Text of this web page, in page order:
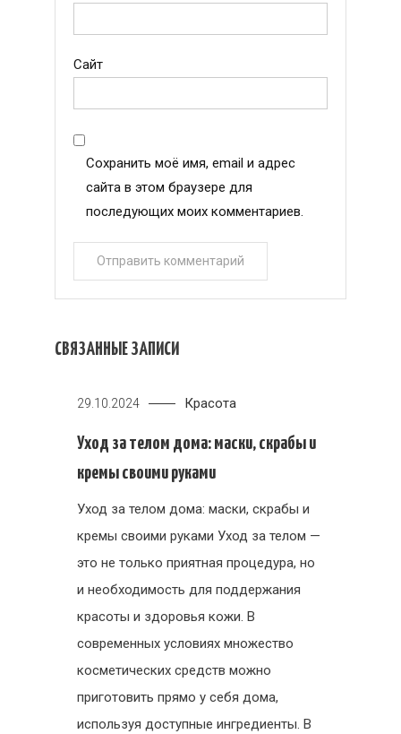
Сайт
Сохранить моё имя, email и адрес
сайта в этом браузере для
последующих моих комментариев.
СВЯЗАННЫЕ ЗАПИСИ
29.10.2024 Красота
Уход за телом дома: маски, скрабы и
кремы своими руками
Уход за телом дома: маски, скрабы и
кремы своими руками Уход за телом —
это не только приятная процедура, но
и необходимость для поддержания
красоты и здоровья кожи. В
современных условиях множество
косметических средств можно
приготовить прямо у себя дома,
используя доступные ингредиенты. В